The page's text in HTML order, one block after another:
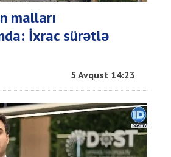
malları
İxrac sürətlə
5 Avqust 14:23